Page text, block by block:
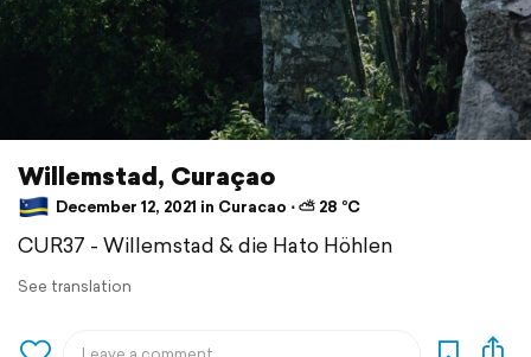
Willemstad, Curaçao
December 12, 2021 in Curacao ⋅ ⛅ 28 °C
CUR37 - Willemstad & die Hato Höhlen
See translation